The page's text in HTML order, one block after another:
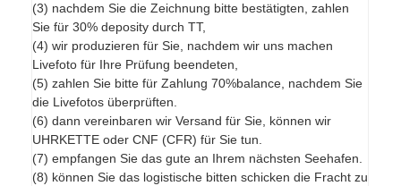
(3) nachdem Sie die Zeichnung bitte bestätigten, zahlen
Sie für 30% deposity durch TT,
(4) wir produzieren für Sie, nachdem wir uns machen
Livefoto für Ihre Prüfung beendeten,
(5) zahlen Sie bitte für Zahlung 70%balance, nachdem Sie
die Livefotos überprüften.
(6) dann vereinbaren wir Versand für Sie, können wir
UHRKETTE oder CNF (CFR) für Sie tun.
(7) empfangen Sie das gute an Ihrem nächsten Seehafen.
(8) können Sie das logistische bitten schicken die Fracht zu